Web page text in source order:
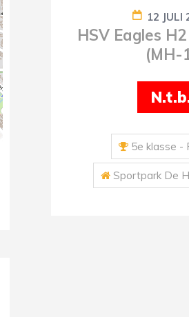
12 JULI
HSV Eagles
(MH-
5e klasse -
Sportpark De